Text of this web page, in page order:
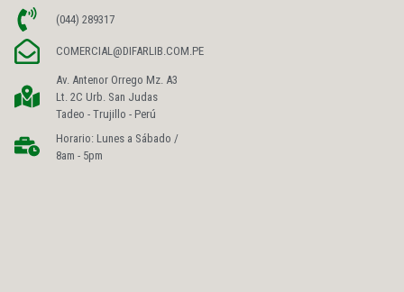
(044) 289317
COMERCIAL@DIFARLIB.COM.PE
Av. Antenor Orrego Mz. A3
Lt. 2C Urb. San Judas
Tadeo - Trujillo - Perú
Horario: Lunes a Sábado /
8am - 5pm